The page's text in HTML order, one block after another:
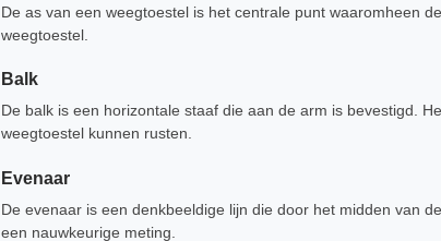
De as van een weegtoestel is het centrale punt waaromheen
weegtoestel.
Balk
De balk is een horizontale staaf die aan de arm is bevestigd.
weegtoestel kunnen rusten.
Evenaar
De evenaar is een denkbeeldige lijn die door het midden van
een nauwkeurige meting.